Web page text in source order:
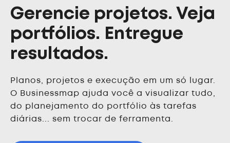
Gerencie projetos. Veja
portfólios. Entregue
resultados.
Planos, projetos e execução em um só lugar.
O Businessmap ajuda você a visualizar tudo,
do planejamento do portfólio às tarefas
diárias... sem trocar de ferramenta.